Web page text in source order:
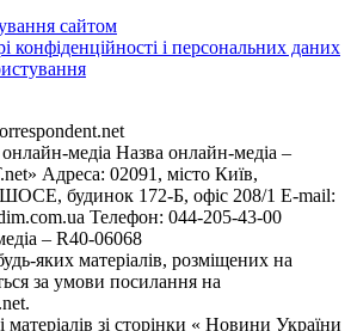
сайтом
конфіденційності і персональних даних
медіа Назва онлайн-медіа –
Адреса: 02091, місто Київ,
будинок 172-Б, офіс 208/1 E-mail:
Телефон: 044-205-43-00
– R40-06068
яких матеріалів, розміщених на
за умови посилання на
зі сторінки « Новини України